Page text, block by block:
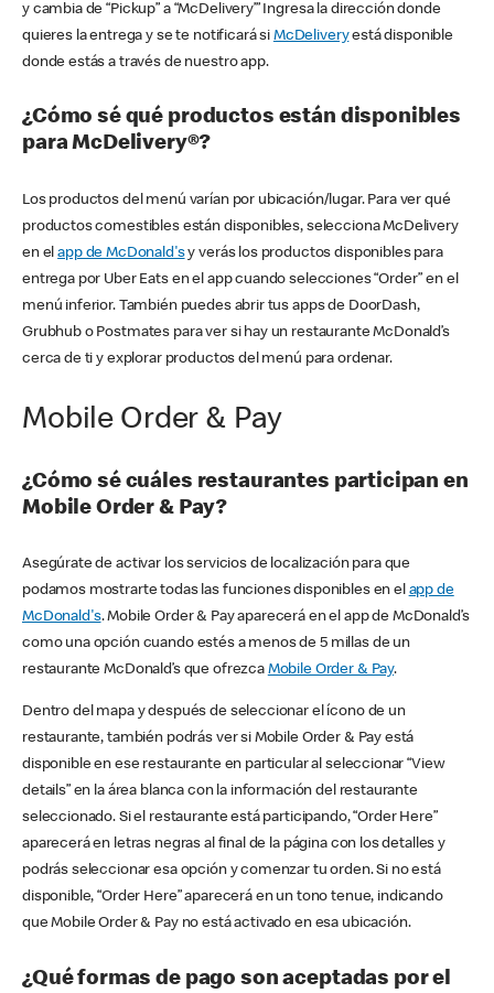
y cambia de “Pickup” a “McDelivery’” Ingresa la dirección donde
quieres la entrega y se te notificará si McDeliveryestá disponible
donde estás a través de nuestro app.
¿Cómo sé qué productos están disponibles
para McDelivery®?
Los productos del menú varían por ubicación/lugar. Para ver qué
productos comestibles están disponibles, selecciona McDelivery
en elapp de McDonald'sy verás los productos disponibles para
entrega por Uber Eats en el app cuando selecciones “Order” en el
menú inferior. También puedes abrir tus apps de DoorDash,
Grubhub o Postmates para ver si hay un restaurante McDonald’s
cerca de ti y explorar productos del menú para ordenar.
Mobile Order & Pay
¿Cómo sé cuáles restaurantes participan en
Mobile Order & Pay?
Asegúrate de activar los servicios de localización para que
podamos mostrarte todas las funciones disponibles en el app de
McDonald's. Mobile Order & Pay aparecerá en el app de McDonald’s
como una opción cuando estés a menos de 5 millas de un
restaurante McDonald’s que ofrezca Mobile Order & Pay.
Dentro del mapa y después de seleccionar el ícono de un
restaurante, también podrás ver si Mobile Order & Pay está
disponible en ese restaurante en particular al seleccionar “View
details” en la área blanca con la información del restaurante
seleccionado. Si el restaurante está participando, “Order Here”
aparecerá en letras negras al final de la página con los detalles y
podrás seleccionar esa opción y comenzar tu orden. Si no está
disponible, “Order Here” aparecerá en un tono tenue, indicando
que Mobile Order & Pay no está activado en esa ubicación.
¿Qué formas de pago son aceptadas por el